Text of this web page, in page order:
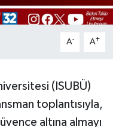
A- A+
(ISUBÜ)
toplantısıyla,
altına almayı